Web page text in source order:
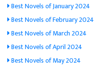
Best Novels of January 2024
Best Novels of February 2024
Best Novels of March 2024
Best Novels of April 2024
Best Novels of May 2024